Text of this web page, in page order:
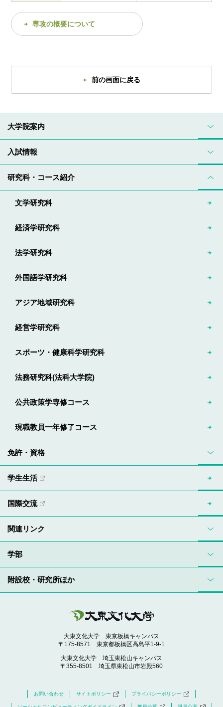
専攻の概要について
前の画面に戻る
学部
附設校・研究所ほか
大東文化大学 東京板橋キャンパス
〒175-8571 東京都板橋区高島平1-9-1
大東文化大学 埼玉東松山キャンパス
〒355-8501 埼玉県東松山市岩殿560
お問い合わせ サイトポリシー プライバシーポリシー
大学院案内
入試情報
研究科・コース紹介
文学研究科
経済学研究科
法学研究科
外国語学研究科
アジア地域研究科
経営学研究科
スポーツ・健康科学研究科
法務研究科(法科大学院)
公共政策学専修コース
現職教員一年修了コース
免許・資格
学生生活
国際交流
関連リンク